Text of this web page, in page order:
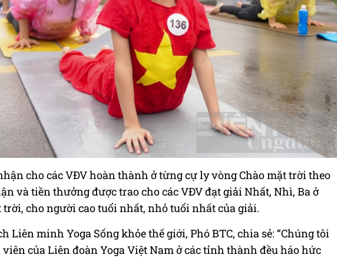
cho các VĐV hoàn thành ở từng cự ly vòng Chào mặt trời theo
và tiền thưởng được trao cho các VĐV đạt giải Nhất, Nhì, Ba ở
cho người cao tuổi nhất, nhỏ tuổi nhất của giải.
Liên minh Yoga Sống khỏe thế giới, Phó BTC, chia sẻ: “Chúng tôi
của Liên đoàn Yoga Việt Nam ở các tỉnh thành đều háo hức